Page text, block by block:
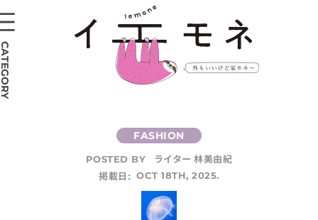
POSTED BY
ライター 林美由紀
掲載日: OCT 18TH, 2025.